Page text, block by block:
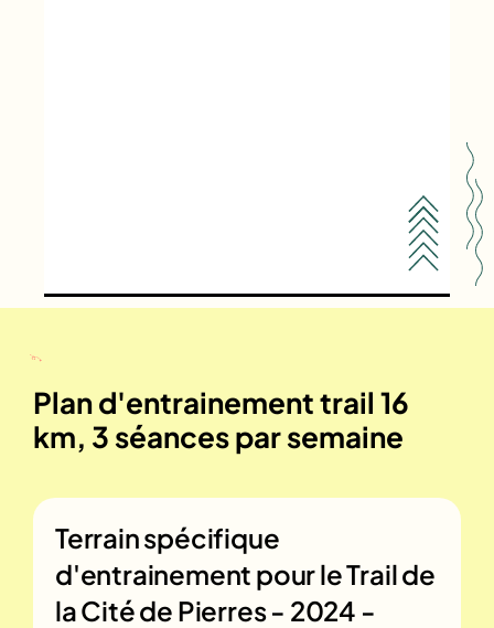
Plan d'entrainement trail 16
km, 3 séances par semaine
Terrain spécifique
d'entrainement pour leTrail de
la Cité de Pierres - 2024 -